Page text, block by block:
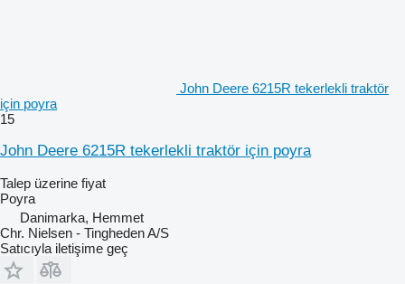
John Deere 6215R tekerlekli traktör
için poyra
15
John Deere 6215R tekerlekli traktör için poyra
Talep üzerine fiyat
Poyra
Danimarka, Hemmet
Chr. Nielsen - Tingheden A/S
Satıcıyla iletişime geç